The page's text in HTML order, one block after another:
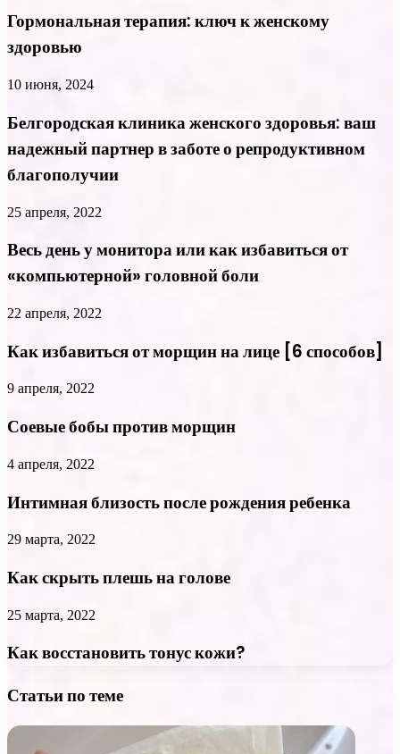
Гормональная терапия: ключ к женскому
здоровью
10 июня, 2024
Белгородская клиника женского здоровья: ваш
надежный партнер в заботе о репродуктивном
благополучии
25 апреля, 2022
Весь день у монитора или как избавиться от
«компьютерной» головной боли
22 апреля, 2022
Как избавиться от морщин на лице [6 способов]
9 апреля, 2022
Соевые бобы против морщин
4 апреля, 2022
Интимная близость после рождения ребенка
29 марта, 2022
Как скрыть плешь на голове
25 марта, 2022
Как восстановить тонус кожи?
Статьи по теме